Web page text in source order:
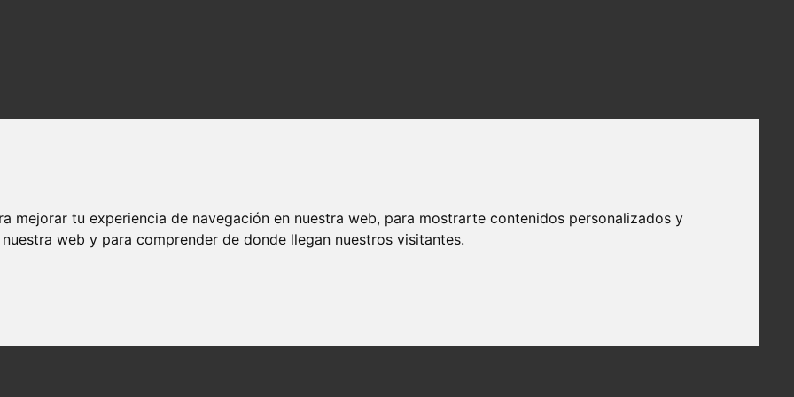
mejorar tu experiencia de navegación en nuestra web, para mostrarte contenidos personalizados y
web y para comprender de donde llegan nuestros visitantes.